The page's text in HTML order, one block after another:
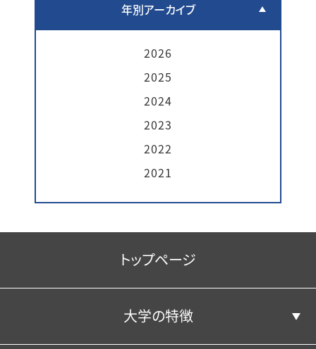
年別アーカイブ
2026
2025
2024
2023
2022
2021
トップページ
大学の特徴